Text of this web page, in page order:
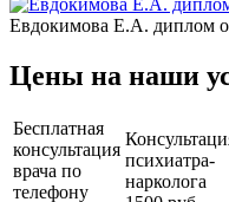
Евдокимова Е.А. диплом о
Цены на наши
Бесплатная
консультация
врача по
телефону
психиатра-
нарколога